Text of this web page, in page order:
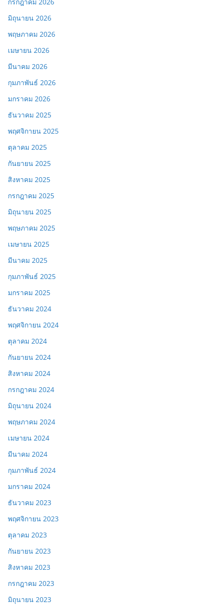
มิถุนายน 2026
พฤษภาคม 2026
เมษายน 2026
มีนาคม 2026
กุมภาพันธ์ 2026
มกราคม 2026
ธันวาคม 2025
พฤศจิกายน 2025
ตุลาคม 2025
กันยายน 2025
สิงหาคม 2025
กรกฎาคม 2025
มิถุนายน 2025
พฤษภาคม 2025
เมษายน 2025
มีนาคม 2025
กุมภาพันธ์ 2025
มกราคม 2025
ธันวาคม 2024
พฤศจิกายน 2024
ตุลาคม 2024
กันยายน 2024
สิงหาคม 2024
กรกฎาคม 2024
มิถุนายน 2024
พฤษภาคม 2024
เมษายน 2024
มีนาคม 2024
กุมภาพันธ์ 2024
มกราคม 2024
ธันวาคม 2023
พฤศจิกายน 2023
ตุลาคม 2023
กันยายน 2023
สิงหาคม 2023
กรกฎาคม 2023
มิถุนายน 2023